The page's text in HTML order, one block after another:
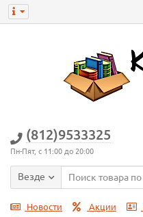
(812)9533325
Пн-Пят, с 11:00 до 20:00
Везде
Новости Акции